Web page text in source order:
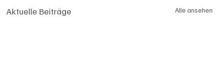
Aktuelle Beiträge Alle ansehen